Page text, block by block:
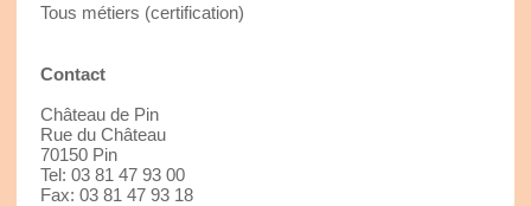
Tous métiers (certification)
Contact
Château de Pin
Rue du Château
70150 Pin
Tel: 03 81 47 93 00
Fax: 03 81 47 93 18